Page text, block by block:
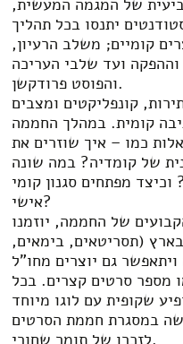
של המגמה המעשית,
יתנסו בכל תהליך
קומיים; משלב הרעיון,
ועד שלבי העריכה
והפוסט פרודקשן.
קונפליקטים ומצבים
קומית. במהלך החממה
כמו – איך שוזרים את
של קומדיה? במה שונה
מפתחים סגנון קומי
אישי?
של החממה, יוזמנו
(תסריטאים, בימאים,
מספר סרטים קצרים. בכל
שקופית עם לוגו מיוחד
במסגרת חממת הסרטים
לזכרו של תומר שחורי.